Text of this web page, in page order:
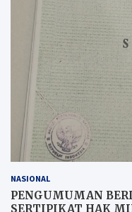
NASIONAL
PENGUMUMAN
SERTIPIKAT HAK